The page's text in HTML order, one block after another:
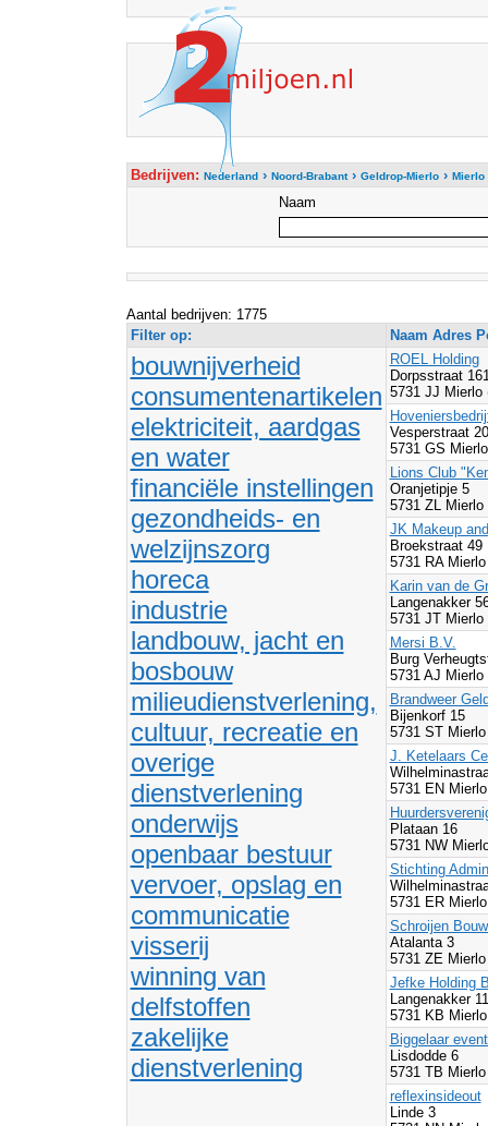
Bedrijven: Nederland› Noord-Brabant› Geldrop-Mierlo› Mierlo
Naam
Aantal bedrijven: 1775
Filter op:
Naam Adres
bouwnijverheid
consumentenartikelen
elektriciteit, aardgas
en water
financiële instellingen
gezondheids- en
welzijnszorg
horeca
industrie
landbouw, jacht en
bosbouw
milieudienstverlening,
cultuur, recreatie en
overige
dienstverlening
onderwijs
openbaar bestuur
vervoer, opslag en
communicatie
visserij
winning van
delfstoffen
zakelijke
dienstverlening
ROEL Holding
Dorpsstraat
5731 JJ Mierlo
Vesperstraat
5731 GS
Lions Club
Oranjetipje 5
5731 ZL Mierlo
JK Makeup
Broekstraat 49
5731 RA
Karin van de
Langenakker
5731 JT Mierlo
Mersi B.V.
Burg
5731 AJ Mierlo
Brandweer
Bijenkorf 15
5731 ST
J. Ketelaars
5731 EN
Plataan 16
5731 NW
Stichting
5731 ER
Schroijen
Atalanta 3
5731 ZE
Jefke Holding
Langenakker
5731 KB
Biggelaar
Lisdodde 6
5731 TB
reflexinsideout
Linde 3